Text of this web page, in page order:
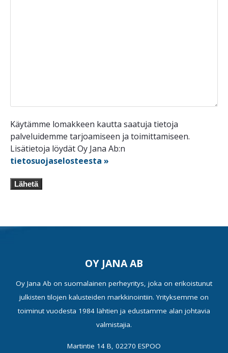
Käytämme lomakkeen kautta saatuja tietoja
palveluidemme tarjoamiseen ja toimittamiseen.
Lisätietoja löydät Oy Jana Ab:n
tietosuojaselosteesta »
Lähetä
OY JANA AB
Oy Jana Ab on suomalainen perheyritys, joka on erikoistunut
julkisten tilojen kalusteiden markkinointiin. Yrityksemme on
toiminut vuodesta 1984 lähtien ja edustamme alan johtavia
valmistajia.
Martintie 14 B, 02270 ESPOO